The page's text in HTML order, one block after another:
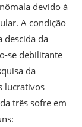
devido à
A condição
descida da
se debilitante
da
lucrativos
três sofre em